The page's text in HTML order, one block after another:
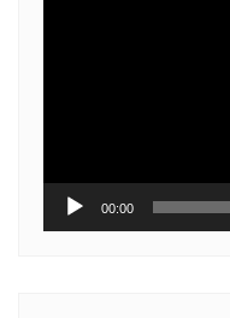
00:00